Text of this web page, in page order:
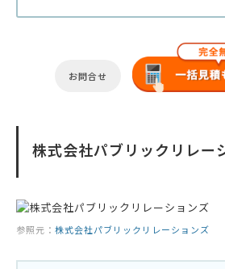
お問合せ
株式会社パブリックリレー
参照元： 株式会社パブリックリレーションズ